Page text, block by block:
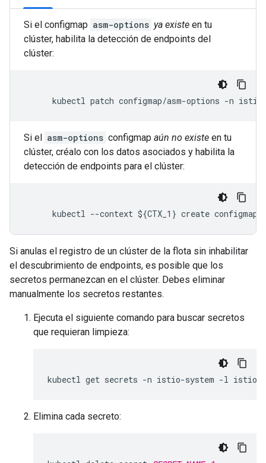
Si el configmap asm-options ya existe en tu
clúster, habilita la detección de endpoints del
clúster:
Si el asm-options configmap aún no existe en tu
clúster, créalo con los datos asociados y habilita la
detección de endpoints para el clúster:
Si anulas el registro de un clúster de la flota sin inhabilitar
el descubrimiento de endpoints, es posible que los
secretos permanezcan en el clúster. Debes eliminar
manualmente los secretos restantes.
Ejecuta el siguiente comando para buscar secretos
que requieran limpieza:
Elimina cada secreto: